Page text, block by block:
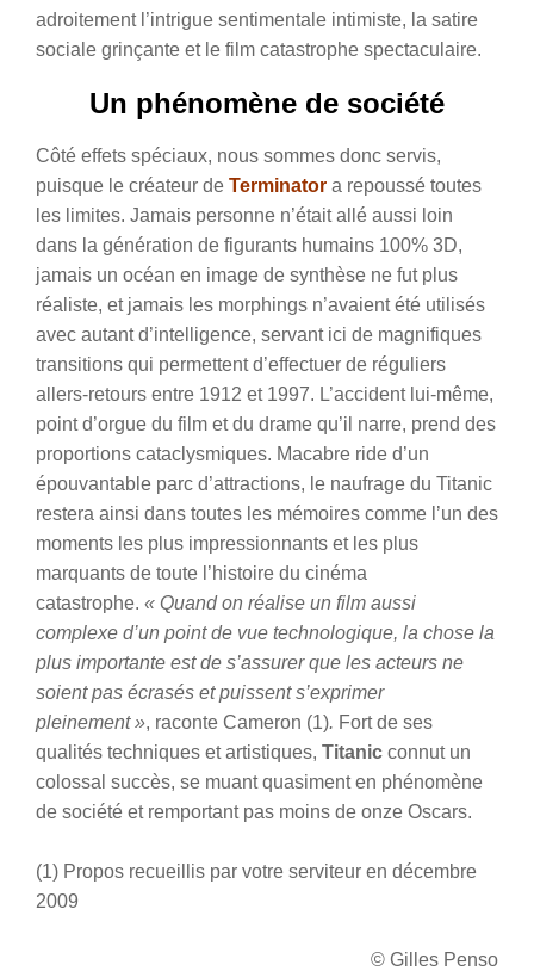
adroitement l’intrigue sentimentale intimiste, la satire
sociale grinçante et le film catastrophe spectaculaire.
Un phénomène de société
Côté effets spéciaux, nous sommes donc servis,
puisque le créateur de Terminator a repoussé toutes
les limites. Jamais personne n’était allé aussi loin
dans la génération de figurants humains 100% 3D,
jamais un océan en image de synthèse ne fut plus
réaliste, et jamais les morphings n’avaient été utilisés
avec autant d’intelligence, servant ici de magnifiques
transitions qui permettent d’effectuer de réguliers
allers-retours entre 1912 et 1997. L’accident lui-même,
point d’orgue du film et du drame qu’il narre, prend des
proportions cataclysmiques. Macabre ride d’un
épouvantable parc d’attractions, le naufrage du Titanic
restera ainsi dans toutes les mémoires comme l’un des
moments les plus impressionnants et les plus
marquants de toute l’histoire du cinéma
catastrophe. « Quand on réalise un film aussi
complexe d’un point de vue technologique, la chose la
plus importante est de s’assurer que les acteurs ne
soient pas écrasés et puissent s’exprimer
pleinement », raconte Cameron (1). Fort de ses
qualités techniques et artistiques, Titanic connut un
colossal succès, se muant quasiment en phénomène
de société et remportant pas moins de onze Oscars.
(1) Propos recueillis par votre serviteur en décembre
2009
© Gilles Penso